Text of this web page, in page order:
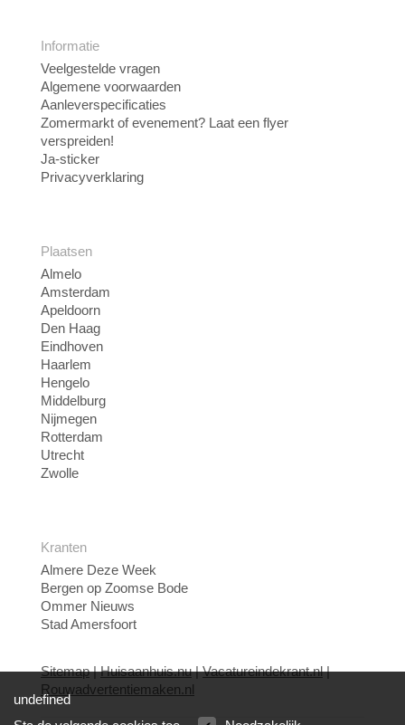
Informatie
Veelgestelde vragen
Algemene voorwaarden
Aanleverspecificaties
Zomermarkt of evenement? Laat een flyer
verspreiden!
Ja-sticker
Privacyverklaring
Plaatsen
Almelo
Amsterdam
Apeldoorn
Den Haag
Eindhoven
Haarlem
Hengelo
Middelburg
Nijmegen
Rotterdam
Utrecht
Zwolle
Kranten
Almere Deze Week
Bergen op Zoomse Bode
Ommer Nieuws
Stad Amersfoort
Sitemap|Huisaanhuis.nu|Vacatureindekrant.nl|
Rouwadvertentiemaken.nl
undefined